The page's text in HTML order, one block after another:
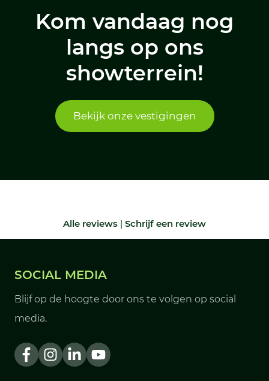
Kom vandaag nog
langs op ons
showterrein!
Bekijk onze vestigingen
Alle reviews | Schrijf een review
SOCIAL MEDIA
Blijf op de hoogte door ons te volgen op social
media.